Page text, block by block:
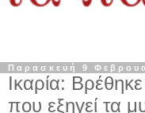
Παρασκευή 9
Ικαρία:
που εξηγεί τα